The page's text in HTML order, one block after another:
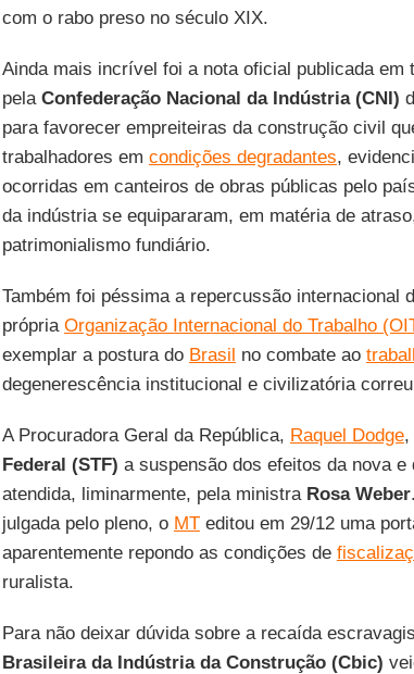
com o rabo preso no século XIX.
Ainda mais incrível foi a nota oficial publicada em
pela Confederação Nacional da Indústria (CNI)
para favorecer empreiteiras da construção civil
trabalhadores em condições degradantes,
ocorridas em canteiros de obras públicas pelo
da indústria se equipararam, em matéria de
patrimonialismo fundiário.
Também foi péssima a repercussão internacional
própria Organização Internacional do Trabalho
exemplar a postura do Brasil no combate ao
degenerescência institucional e civilizatória
A Procuradora Geral da República, Raquel Dodge,
Federal (STF) a suspensão dos efeitos da nova
atendida, liminarmente, pela ministra Rosa Weber
julgada pelo pleno, o MTeditou em 29/12 uma
aparentemente repondo as condições de
ruralista.
Para não deixar dúvida sobre a recaída
Brasileira da Indústria da Construção (Cbic)